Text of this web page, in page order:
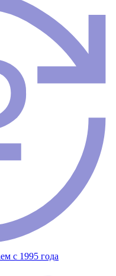
с 1995 года